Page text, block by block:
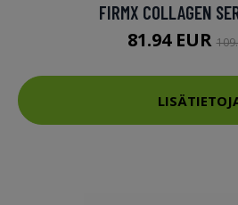
FIRMX COLLAGEN
81.94 EUR